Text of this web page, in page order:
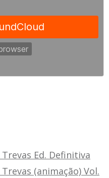
Ed. Definitiva
(animação) Vol.